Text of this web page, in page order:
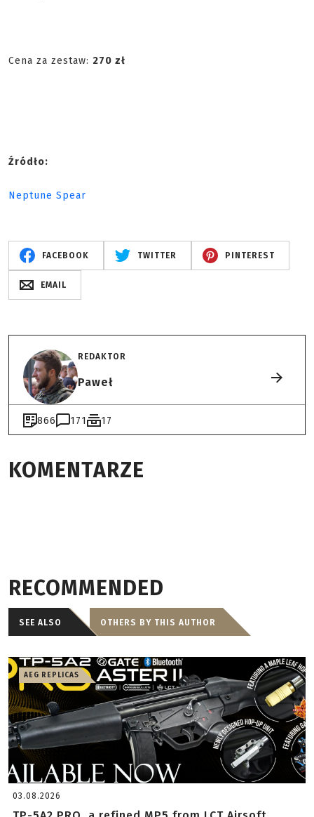
Cena za zestaw: 270 zł
Źródło:
Neptune Spear
FACEBOOK TWITTER PINTEREST
EMAIL
REDAKTOR
Paweł
866 171 17
KOMENTARZE
RECOMMENDED
SEE ALSO OTHERS BY THIS AUTHOR
AEG REPLICAS
03.08.2026